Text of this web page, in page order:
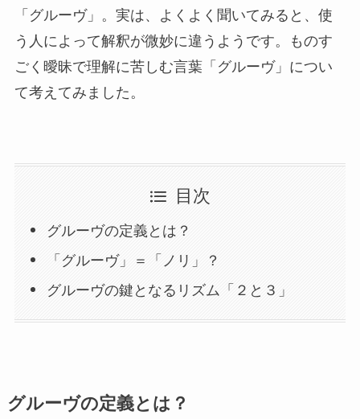
「グルーヴ」。実は、よくよく聞いてみると、使
う人によって解釈が微妙に違うようです。ものす
ごく曖昧で理解に苦しむ言葉「グルーヴ」につい
て考えてみました。
目次
グルーヴの定義とは？
「グルーヴ」＝「ノリ」？
グルーヴの鍵となるリズム「２と３」
グルーヴの定義とは？